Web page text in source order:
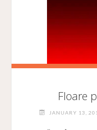
Floare
JANUARY 13,